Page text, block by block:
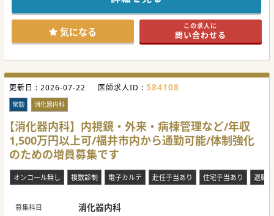
当直回数などによっては年収2,000万円前後の収入も可能で
す。
県外からご転居をご希望の先生も歓迎しております。
ご興味ございましたらお気軽にお問い合わせください。
#秋入職可
気になる この求人に
問い合わせる
更新日 : 2026-07-22 医師求人ID : 584108
常勤 消化器内科
【消化器内科】内視鏡・外来・病棟管理など/年収
1,500万円以上可/福井市内から通勤可能/体制強化
のための増員募集です
オンコール無し 複数診制 電子カルテ 赴任手当あり 住宅手当あり 退職
募集科目 消化器内科